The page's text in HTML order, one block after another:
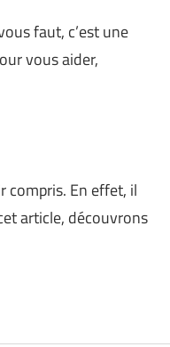
faut, c’est une
vous aider,
compris. En effet, il
article, découvrons